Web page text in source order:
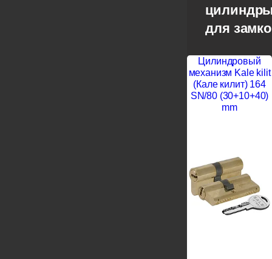
для
Цилиндровый
механизм Kale kilit
(Кале килит) 164
SN/80 (30+10+40)
mm